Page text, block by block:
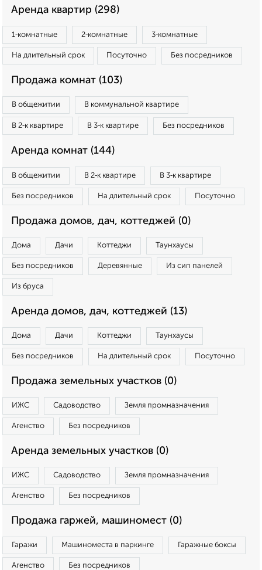
Аренда квартир (298)
1‑комнатные 2‑комнатные 3‑комнатные
На длительный срок Посуточно Без посредников
Продажа комнат (103)
В общежитии В коммунальной квартире
В 2‑к квартире В 3‑к квартире Без посредников
Аренда комнат (144)
В общежитии В 2‑к квартире В 3‑к квартире
Без посредников На длительный срок Посуточно
Продажа домов, дач, коттеджей (0)
Дома Дачи Коттеджи Таунхаусы
Без посредников Деревянные Из сип панелей
Из бруса
Аренда домов, дач, коттеджей (13)
Дома Дачи Коттеджи Таунхаусы
Без посредников На длительный срок Посуточно
Продажа земельных участков (0)
ИЖС Садоводство Земля промназначения
Агенство Без посредников
Аренда земельных участков (0)
ИЖС Садоводство Земля промназначения
Агенство Без посредников
Продажа гаржей, машиномест (0)
Гаражи Машиноместа в паркинге Гаражные боксы
Агенство Без посредников